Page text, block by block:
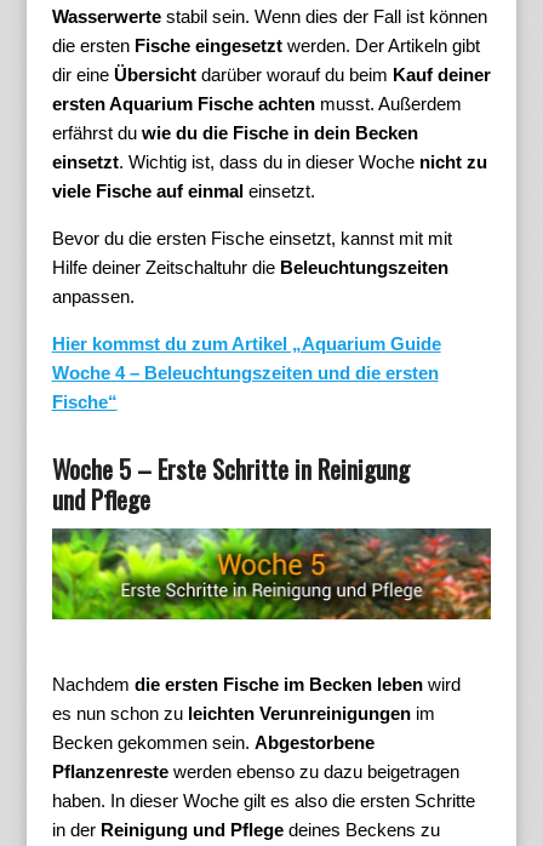
Wasserwertestabil sein. Wenn dies der Fall ist können
die ersten Fische eingesetztwerden. Der Artikeln gibt
dir eine Übersichtdarüber worauf du beim Kauf deiner
ersten Aquarium Fische achtenmusst. Außerdem
erfährst du wie du die Fische in dein Becken
einsetzt. Wichtig ist, dass du in dieser Woche nicht zu
viele Fische auf einmaleinsetzt.
Bevor du die ersten Fische einsetzt, kannst mit mit
Hilfe deiner Zeitschaltuhr die Beleuchtungszeiten
anpassen.
Hier kommst du zum Artikel „Aquarium Guide
Woche 4 – Beleuchtungszeiten und die ersten
Fische“
Woche 5 – Erste Schritte in Reinigung
und Pflege
Nachdem die ersten Fische im Becken lebenwird
es nun schon zu leichten Verunreinigungenim
Becken gekommen sein. Abgestorbene
Pflanzenrestewerden ebenso zu dazu beigetragen
haben. In dieser Woche gilt es also die ersten Schritte
in der Reinigung und Pflegedeines Beckens zu